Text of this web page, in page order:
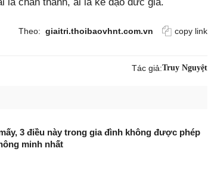
Theo: giaitri.thoibaovhnt.com.vn copy link
Tác giả:Truy Nguyệt
3 điều này trong gia đình không được phép
minh nhất